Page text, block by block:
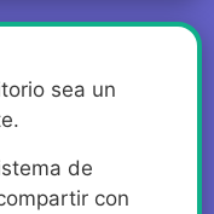
sea un
de
con